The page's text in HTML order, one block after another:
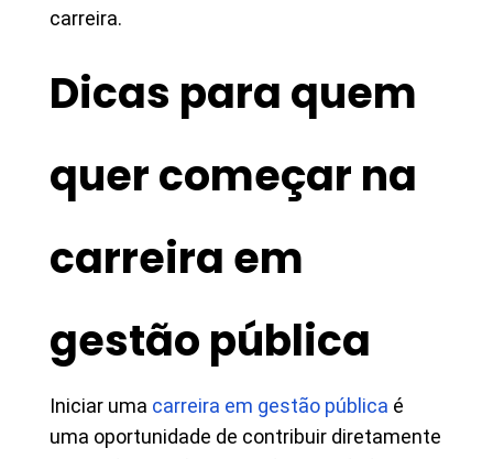
carreira.
Dicas para quem
quer começar na
carreira em
gestão pública
Iniciar uma carreira em gestão pública é
uma oportunidade de contribuir diretamente